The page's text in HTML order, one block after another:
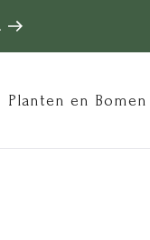
Planten en Bomen